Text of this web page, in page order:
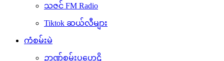
သဇင် FM Radio
Tiktok ဆယ်လီများ
ကံစမ်းမဲ
ဉာဏ်စမ်းပဟေဠိ